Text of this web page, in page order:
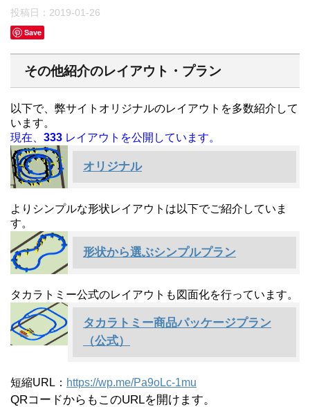
投稿日： 2019-01-26
Save
その他紹介のレイアウト・プラン
以下で、弊サイトオリジナルのレイアウトを多数紹介して
います。
現在、 333 レイアウトを公開しています。
オリジナル
よりシンプルな形状レイアウトは以下でご紹介していま
す。
形状から選ぶシンプルプラン
タカラトミー公式のレイアウトも図面化を行っています。
タカラトミー商品パッケージプラン
（公式）
短縮URL： https://wp.me/Pa9oLc-1mu
QRコードからもこのURLを開けます。